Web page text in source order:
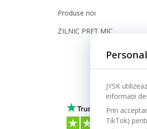
Produse noi
ZILNIC PREȚ MIC
JYSK
informații
Prin
TikTok)